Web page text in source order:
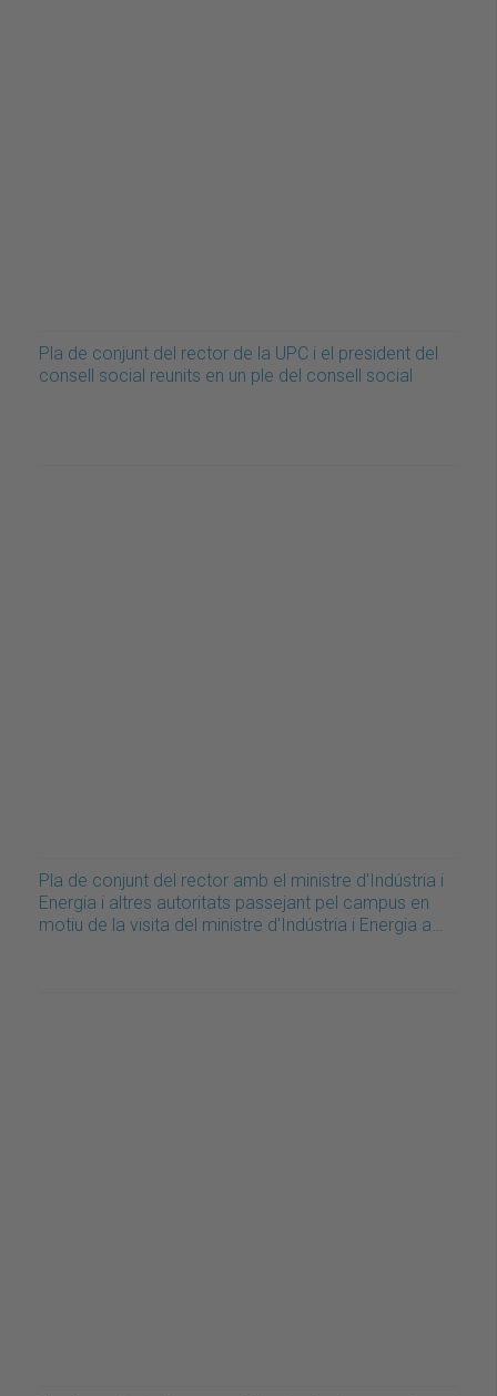
Pla de conjunt del rector de la UPC i el president del
consell social reunits en un ple del consell social
Pla de conjunt del rector amb el ministre d'Indústria i
Energia i altres autoritats passejant pel campus en
motiu de la visita del ministre d'Indústria i Energia a…